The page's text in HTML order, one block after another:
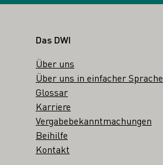
Fußbereich
Das DWI
Über uns
Über uns in einfacher Sprache
Glossar
Karriere
Vergabebekanntmachungen
Beihilfe
Kontakt